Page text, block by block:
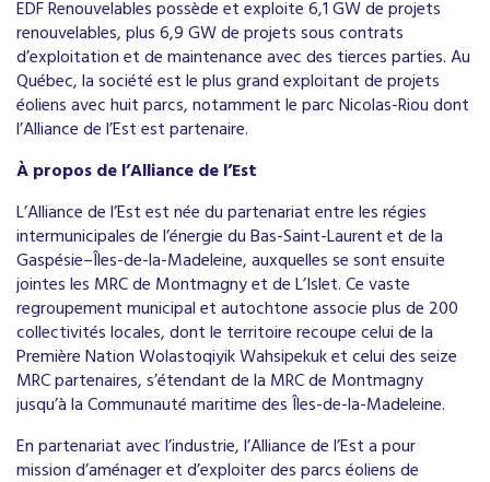
EDF Renouvelables possède et exploite 6,1 GW de projets
renouvelables, plus 6,9 GW de projets sous contrats
d’exploitation et de maintenance avec des tierces parties. Au
Québec, la société est le plus grand exploitant de projets
éoliens avec huit parcs, notamment le parc Nicolas-Riou dont
l’Alliance de l’Est est partenaire.
À propos de l’Alliance de l’Est
L’Alliance de l’Est est née du partenariat entre les régies
intermunicipales de l’énergie du Bas-Saint-Laurent et de la
Gaspésie–Îles-de-la-Madeleine, auxquelles se sont ensuite
jointes les MRC de Montmagny et de L’Islet. Ce vaste
regroupement municipal et autochtone associe plus de 200
collectivités locales, dont le territoire recoupe celui de la
Première Nation Wolastoqiyik Wahsipekuk et celui des seize
MRC partenaires, s’étendant de la MRC de Montmagny
jusqu’à la Communauté maritime des Îles-de-la-Madeleine.
En partenariat avec l’industrie, l’Alliance de l’Est a pour
mission d’aménager et d’exploiter des parcs éoliens de